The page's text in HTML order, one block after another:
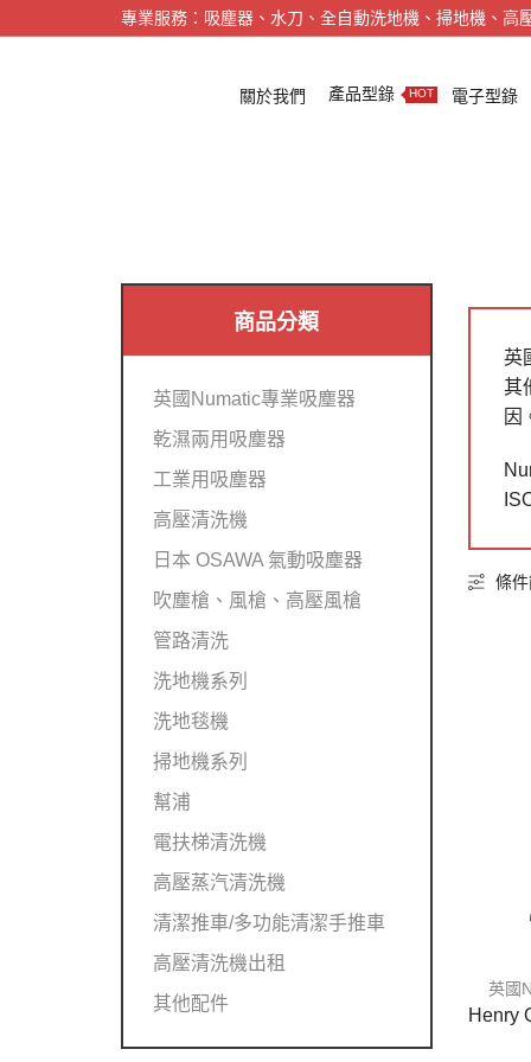
專業服務：吸塵器、水刀、全自動洗地機、掃地機、高
關於我們 產品型錄 HOT 電子型錄
英
其
因
條
英國
Henry
商品分類
英國Numatic專業吸塵器
乾濕兩用吸塵器
工業用吸塵器
高壓清洗機
日本 OSAWA 氣動吸塵器
吹塵槍、風槍、高壓風槍
管路清洗
洗地機系列
洗地毯機
掃地機系列
幫浦
電扶梯清洗機
高壓蒸汽清洗機
清潔推車/多功能清潔手推車
高壓清洗機出租
其他配件